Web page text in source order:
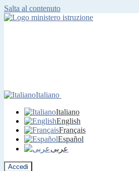
Salta al contenuto
Italiano
Italiano
English
Français
Español
عربى
Accedi